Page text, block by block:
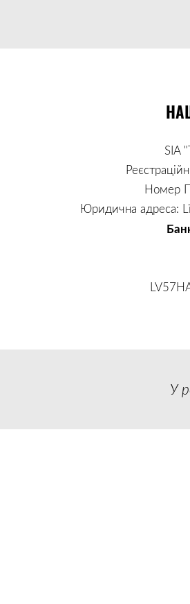
SIA
Номер
Юридична адреса:
У